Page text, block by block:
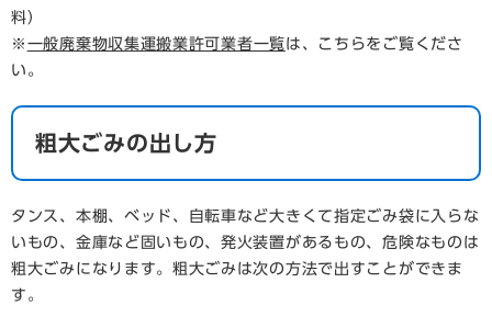
料）
※ 一般廃棄物収集運搬業許可業者一覧は、こちらをご覧くださ
い。
粗大ごみの出し方
タンス、本棚、ベッド、自転車など大きくて指定ごみ袋に入らな
いもの、金庫など固いもの、発火装置があるもの、危険なものは
粗大ごみになります。粗大ごみは次の方法で出すことができま
す。